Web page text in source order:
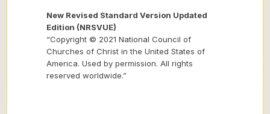
New Revised Standard Version Updated
Edition (NRSVUE)
“Copyright © 2021 National Council of
Churches of Christ in the United States of
America. Used by permission. All rights
reserved worldwide.”